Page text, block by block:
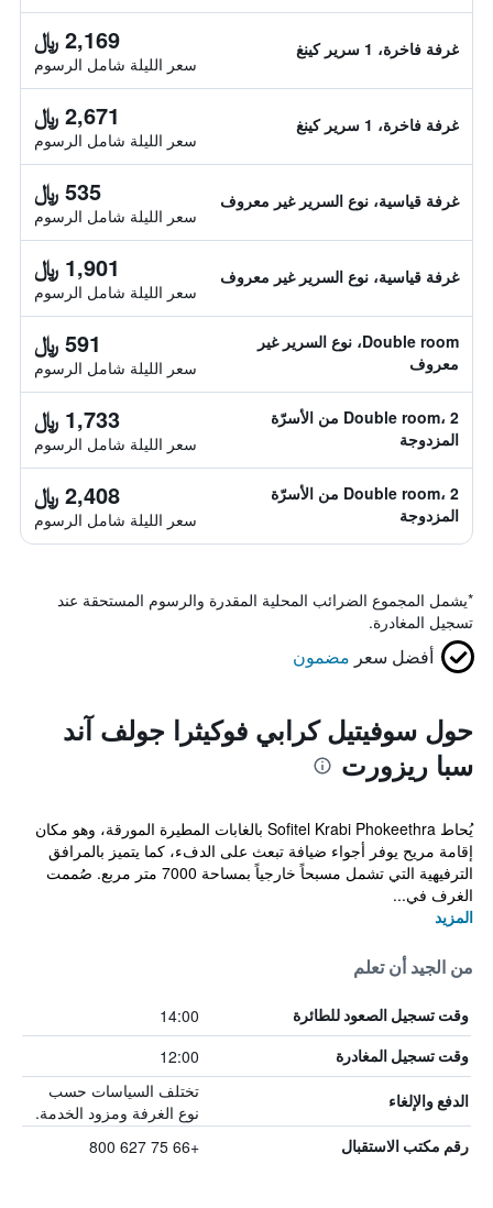
غرفة فاخرة، 1 سرير كينغ 2,169 ﷼
سعر الليلة شامل الرسوم
غرفة فاخرة، 1 سرير كينغ 2,671 ﷼
سعر الليلة شامل الرسوم
غرفة قياسية، نوع السرير غير معروف 535 ﷼
سعر الليلة شامل الرسوم
غرفة قياسية، نوع السرير غير معروف 1,901 ﷼
سعر الليلة شامل الرسوم
Double room، نوع السرير غير
معروف
591 ﷼
سعر الليلة شامل الرسوم
Double room، 2 من الأسرّة
المزدوجة
1,733 ﷼
سعر الليلة شامل الرسوم
Double room، 2 من الأسرّة
المزدوجة
2,408 ﷼
سعر الليلة شامل الرسوم
*يشمل المجموع الضرائب المحلية المقدرة والرسوم المستحقة عند
تسجيل المغادرة.
أفضل سعر مضمون
حول سوفيتيل كرابي فوكيثرا جولف آند
سبا ريزورت
يُحاط Sofitel Krabi Phokeethra بالغابات المطيرة المورقة، وهو مكان
إقامة مريح يوفر أجواء ضيافة تبعث على الدفء، كما يتميز بالمرافق
الترفيهية التي تشمل مسبحاً خارجياً بمساحة 7000 متر مربع. صُممت
الغرف في...
المزيد
من الجيد أن تعلم
وقت تسجيل الصعود للطائرة 14:00
وقت تسجيل المغادرة 12:00
الدفع والإلغاء
تختلف السياسات حسب
نوع الغرفة ومزود الخدمة.
رقم مكتب الاستقبال +66 75 627 800